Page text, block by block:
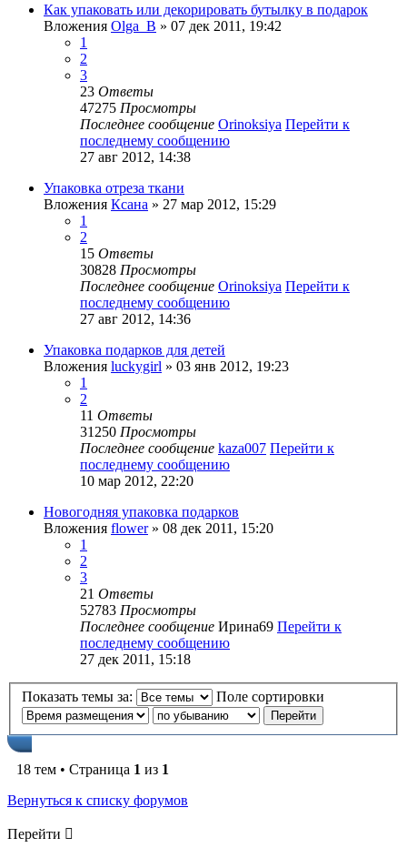
Как упаковать или декорировать бутылку в подарок
Вложения Olga_B » 07 дек 2011, 19:42
1
2
3
23 Ответы
47275 Просмотры
Последнее сообщение Orinoksiya Перейти к
последнему сообщению
27 авг 2012, 14:38
Упаковка отреза ткани
Вложения Ксана » 27 мар 2012, 15:29
1
2
15 Ответы
30828 Просмотры
Последнее сообщение Orinoksiya Перейти к
последнему сообщению
27 авг 2012, 14:36
Упаковка подарков для детей
Вложения luckygirl » 03 янв 2012, 19:23
1
2
11 Ответы
31250 Просмотры
Последнее сообщение kaza007 Перейти к
последнему сообщению
10 мар 2012, 22:20
Новогодняя упаковка подарков
Вложения flower» 08 дек 2011, 15:20
1
2
3
21 Ответы
52783 Просмотры
Последнее сообщение Ирина69 Перейти к
последнему сообщению
27 дек 2011, 15:18
Показать темы за: Поле сортировки
18 тем • Страница 1 из 1
Вернуться к списку форумов
Перейти